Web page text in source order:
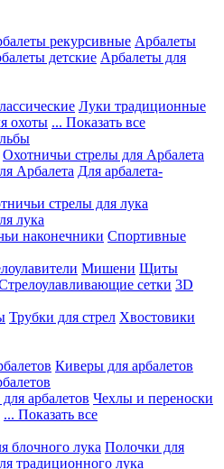
рекурсивные Арбалеты
детские Арбалеты для
Луки традиционные
охоты ... Показать все
Охотничьи стрелы для Арбалета
Арбалета Для арбалета-
стрелы для лука
лука
наконечники Спортивные
Мишени Щиты
сетки 3D
Трубки для стрел Хвостовики
Киверы для арбалетов
арбалетов Чехлы и переноски
... Показать все
блочного лука Полочки для
традиционного лука